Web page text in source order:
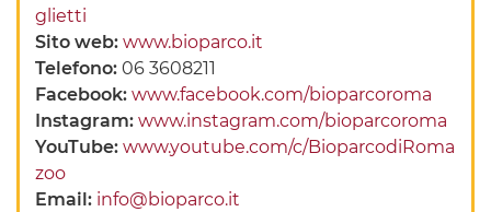
glietti
Sito web:www.bioparco.it
Telefono:06 3608211
Facebook:www.facebook.com/bioparcoroma
Instagram:www.instagram.com/bioparcoroma
YouTube:www.youtube.com/c/BioparcodiRoma
zoo
Email: info@bioparco.it